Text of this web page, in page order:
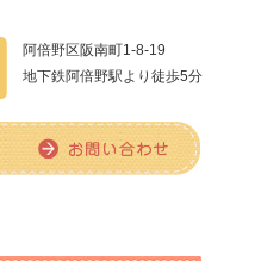
阿倍野区阪南町1-8-19
地下鉄阿倍野駅より徒歩5分